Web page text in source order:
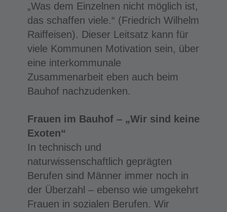
„Was dem Einzelnen nicht möglich ist,
das schaffen viele.“ (Friedrich Wilhelm
Raiffeisen). Dieser Leitsatz kann für
viele Kommunen Motivation sein, über
eine interkommunale
Zusammenarbeit eben auch beim
Bauhof nachzudenken.
Frauen im Bauhof – „Wir sind keine
Exoten“
In technisch und
naturwissenschaftlich geprägten
Berufen sind Männer immer noch in
der Überzahl – ebenso wie umgekehrt
Frauen in sozialen Berufen. Wir